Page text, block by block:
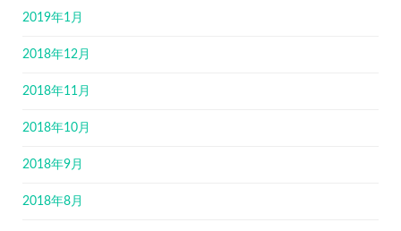
2019年1月
2018年12月
2018年11月
2018年10月
2018年9月
2018年8月